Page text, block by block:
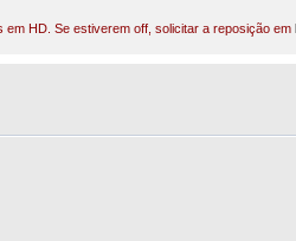
em HD. Se estiverem off, solicitar a reposição em